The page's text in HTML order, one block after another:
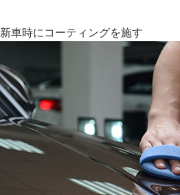
新車時にコーティングを施す